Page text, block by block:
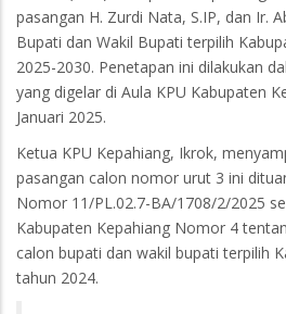
pasangan H. Zurdi Nata, S.IP, dan Ir.
Bupati dan Wakil Bupati terpilih
2025-2030. Penetapan ini dilakukan
yang digelar di Aula KPU Kabupaten
Januari 2025.
Ketua KPU Kepahiang, Ikrok,
pasangan calon nomor urut 3 ini
Nomor 11/PL.02.7-BA/1708/2/2025
Kabupaten Kepahiang Nomor 4
calon bupati dan wakil bupati terpilih
tahun 2024.